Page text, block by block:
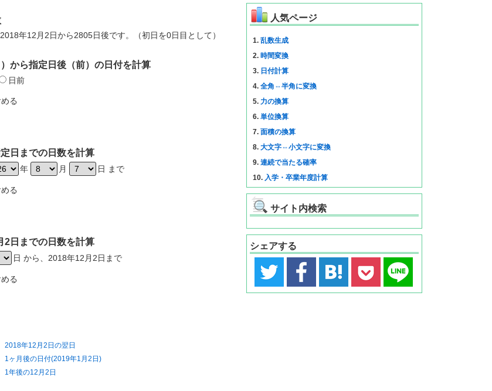
年12月2日から2805日後です。（初日を0日目として）
から指定日後（前）の日付を計算
日前
る
日までの日数を計算
年 月 日 まで
る
2日までの日数を計算
日 から、2018年12月2日まで
る
2018年12月2日の翌日
1ヶ月後の日付(2019年1月2日)
1年後の12月2日
人気ページ
1. 乱数生成
2. 時間変換
3. 日付計算
4. 全角⇔半角に変換
5. 力の換算
6. 単位換算
7. 面積の換算
8. 大文字⇔小文字に変換
9. 連続で当たる確率
10. 入学・卒業年度計算
サイト内検索
シェアする